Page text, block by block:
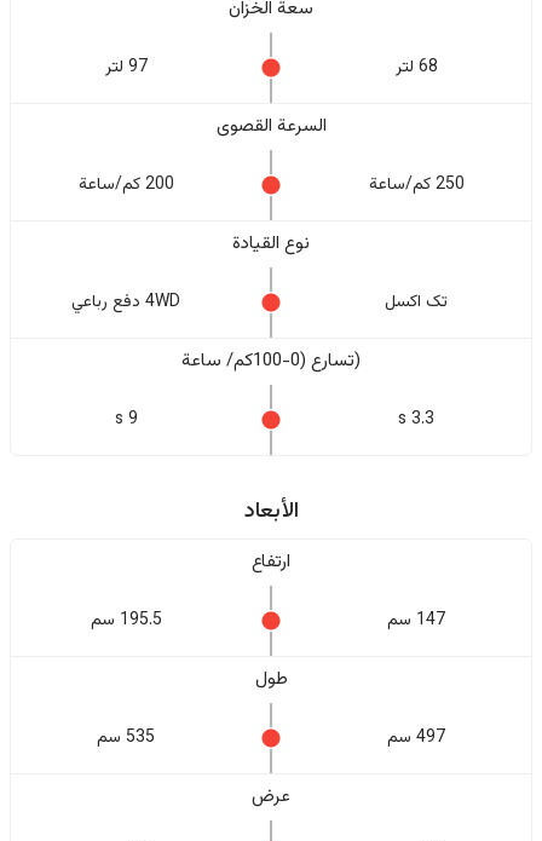
سعة الخزان
68 لتر 97 لتر
السرعة القصوى
250 كم/ساعة 200 كم/ساعة
نوع القيادة
تک اکسل 4WD دفع رباعي
(تسارع (0-100كم/ ساعة
3.3 s
9 s
الأبعاد
ارتفاع
147 سم 195.5 سم
طول
497 سم 535 سم
عرض